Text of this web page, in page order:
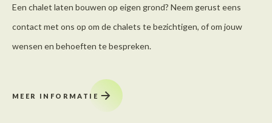
Een chalet laten bouwen op eigen grond? Neem gerust eens
contact met ons op om de chalets te bezichtigen, of om jouw
wensen en behoeften te bespreken.
MEER INFORMATIE